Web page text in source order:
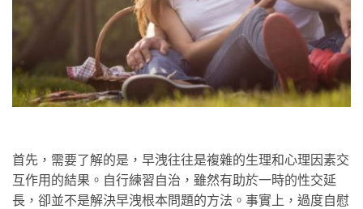
首先，需要了解的是，早洩往往是複雜的生理和心理因素交
互作用的結果。自行練習自治，雖然有助於一時的性交延
長，卻並不是解決早洩根本問題的方法。事實上，過度自慰